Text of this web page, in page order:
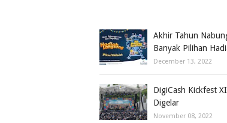
Akhir Tahun
Banyak Pilihan
December 13, 2022
DigiCash Kickfest
Digelar
November 08, 2022